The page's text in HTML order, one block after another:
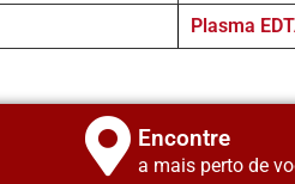
Plasma
Encontre
a mais perto de